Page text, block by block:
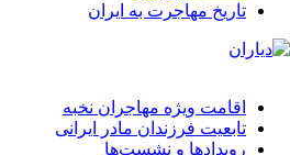
تاریخ مهاجرت به ایران
اقامت ویژه مهاجران نخبه
تابعیت فرزندان مادر ایرانی
رویدادها و نشست‌ها